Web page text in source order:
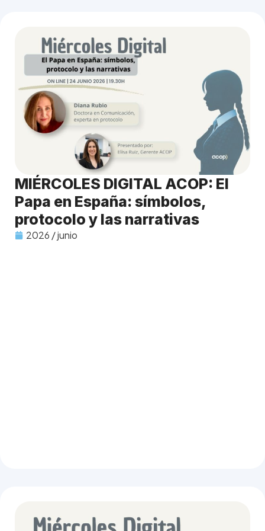
MIÉRCOLES DIGITAL ACOP: El
Papa en España: símbolos,
protocolo y las narrativas
2026 / junio